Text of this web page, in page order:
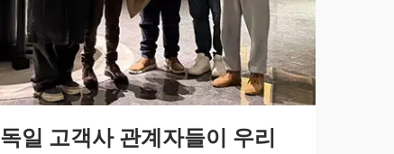
독일 고객사 관계자들이 우리